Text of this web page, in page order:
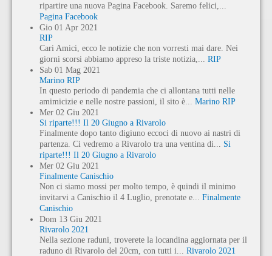
ripartire una nuova Pagina Facebook. Saremo felici,...
Pagina Facebook
Gio 01 Apr 2021
RIP
Cari Amici, ecco le notizie che non vorresti mai dare. Nei
giorni scorsi abbiamo appreso la triste notizia,... RIP
Sab 01 Mag 2021
Marino RIP
In questo periodo di pandemia che ci allontana tutti nelle
amimicizie e nelle nostre passioni, il sito è... Marino RIP
Mer 02 Giu 2021
Si riparte!!! Il 20 Giugno a Rivarolo
Finalmente dopo tanto digiuno eccoci di nuovo ai nastri di
partenza. Ci vedremo a Rivarolo tra una ventina di... Si
riparte!!! Il 20 Giugno a Rivarolo
Mer 02 Giu 2021
Finalmente Canischio
Non ci siamo mossi per molto tempo, è quindi il minimo
invitarvi a Canischio il 4 Luglio, prenotate e... Finalmente
Canischio
Dom 13 Giu 2021
Rivarolo 2021
Nella sezione raduni, troverete la locandina aggiornata per il
raduno di Rivarolo del 20cm, con tutti i... Rivarolo 2021